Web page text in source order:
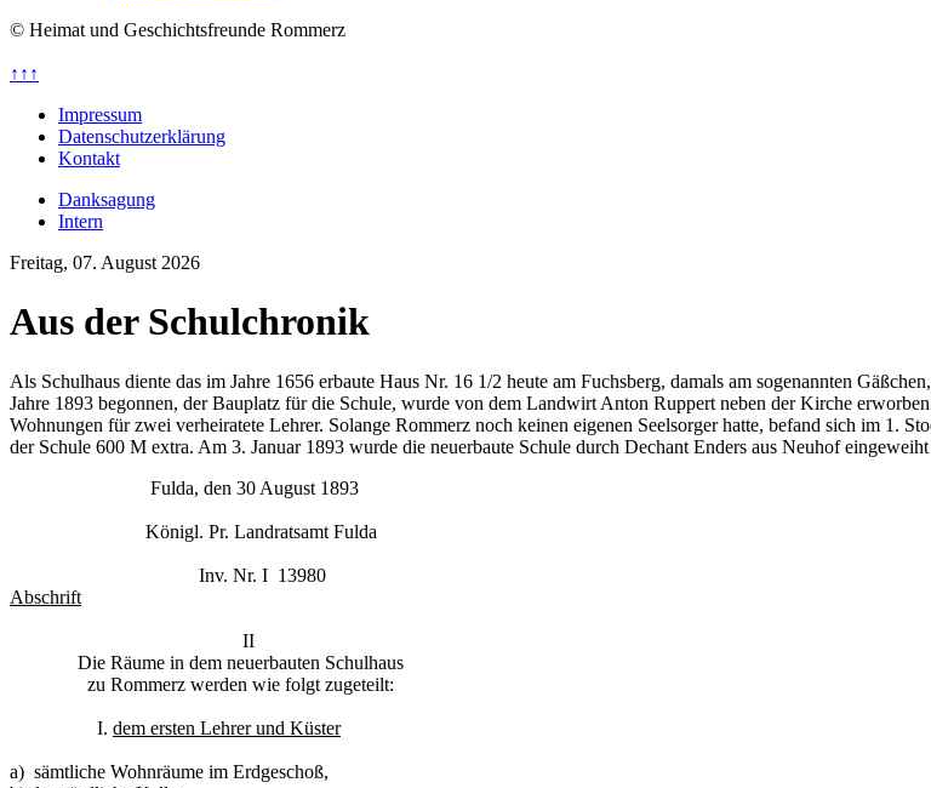
© Heimat und Geschichtsfreunde Rommerz
↑↑↑
Impressum
Datenschutzerklärung
Kontakt
Danksagung
Intern
Freitag, 07. August 2026
Aus der Schulchronik
Als Schulhaus diente das im Jahre 1656 erbaute Haus Nr. 16 1/2 heute am Fuchsberg, damals am sogenannten
Jahre 1893 begonnen, der Bauplatz für die Schule, wurde von dem Landwirt Anton Ruppert neben der Kirche
Wohnungen für zwei verheiratete Lehrer. Solange Rommerz noch keinen eigenen Seelsorger hatte, befand sich im 1.
der Schule 600 M extra. Am 3. Januar 1893 wurde die neuerbaute Schule durch Dechant Enders aus Neuhof
Fulda, den 30 August 1893
Königl. Pr. Landratsamt Fulda
Inv. Nr. I 13980
Abschrift
II
Die Räume in dem neuerbauten Schulhaus
zu Rommerz werden wie folgt zugeteilt:
I. dem ersten Lehrer und Küster
a) sämtliche Wohnräume im Erdgeschoß,